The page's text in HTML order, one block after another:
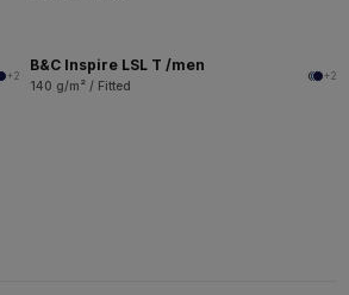
+2
B&C Inspire LSL T /men
140 g/m² / Fitted
+2